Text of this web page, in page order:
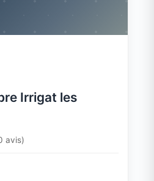
Irrigat les
avis)